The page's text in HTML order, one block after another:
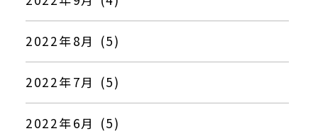
2022年8月 (5)
2022年7月 (5)
2022年6月 (5)